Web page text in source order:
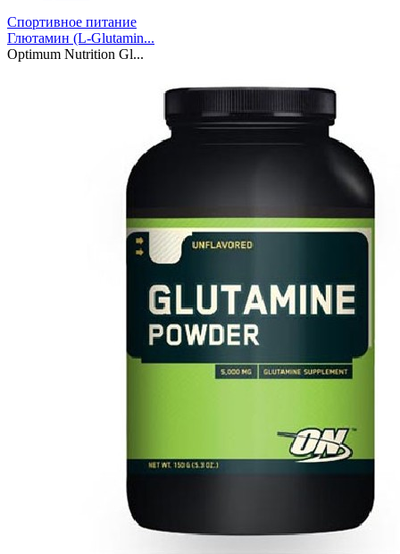
Спортивное питание
Глютамин (L-Glutamin...
Optimum Nutrition Gl...